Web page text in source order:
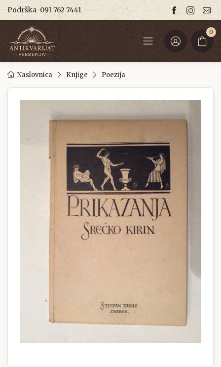
Podrška 091 762 7441
0
Naslovnica Knjige Poezija